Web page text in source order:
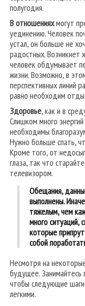
полугодия.
В отношенияхмогут
уединению. Человек
устал, он больше не
радостных. Возникнет
человек обдумывает
жизни. Возможно, в
перспективных линий
равно необходим
Здоровье, как и в
Слишком много
необходимы
Нужно больше спать,
Кроме того, от
глаза, так что
телевизором.
Обещания,
выполнены.
тяжелым, чем
много ситуаций,
которые
собой
Несмотря на
будущее. Занимайтесь
чтобы следующие
легкими.